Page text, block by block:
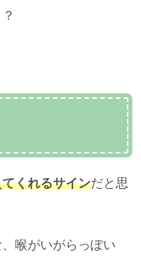
くれるサインだと思
喉がいがらっぽい